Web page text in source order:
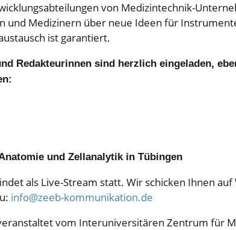
von Medizintechnik-
und Medizinern über neue Ideen für
ist garantiert.
Redakteurinnen sind herzlich eingeladen,
und Zellanalytik in Tübingen
als Live-Stream statt. Wir schicken Ihnen auf
info@zeeb-kommunikation.de
vom Interuniversitären Zentrum für